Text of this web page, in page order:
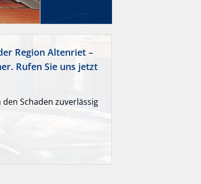
Region Altenriet –
Rufen Sie uns jetzt
Schaden zuverlässig